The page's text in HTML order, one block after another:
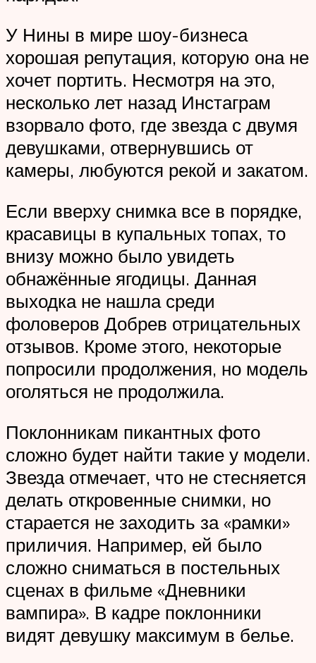
У Нины в мире шоу-бизнеса
хорошая репутация, которую она не
хочет портить. Несмотря на это,
несколько лет назад Инстаграм
взорвало фото, где звезда с двумя
девушками, отвернувшись от
камеры, любуются рекой и закатом.
Если вверху снимка все в порядке,
красавицы в купальных топах, то
внизу можно было увидеть
обнажённые ягодицы. Данная
выходка не нашла среди
фоловеров Добрев отрицательных
отзывов. Кроме этого, некоторые
попросили продолжения, но модель
оголяться не продолжила.
Поклонникам пикантных фото
сложно будет найти такие у модели.
Звезда отмечает, что не стесняется
делать откровенные снимки, но
старается не заходить за «рамки»
приличия. Например, ей было
сложно сниматься в постельных
сценах в фильме «Дневники
вампира». В кадре поклонники
видят девушку максимум в белье.